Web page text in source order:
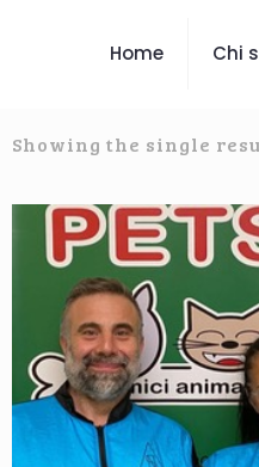
Home Chi
Showing the single